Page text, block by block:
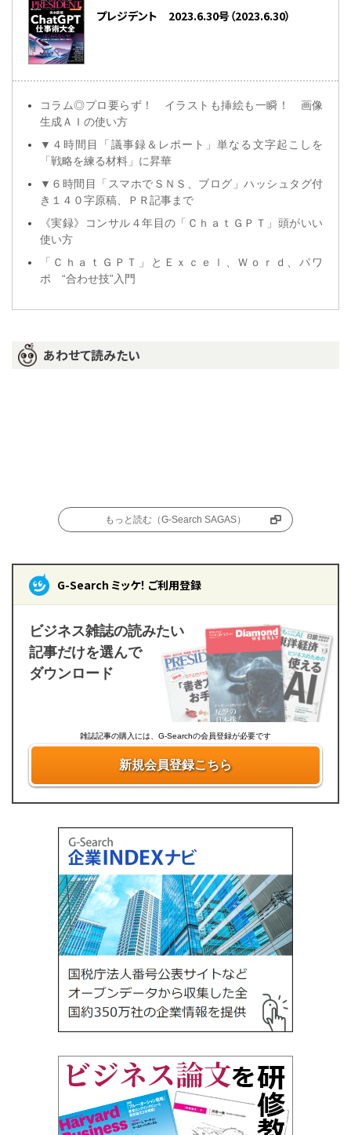
プレジデント 2023.6.30号（2023.6.30）
コラム◎プロ要らず！ イラストも挿絵も一瞬！ 画像
生成ＡＩの使い方
▼４時間目「議事録＆レポート」単なる文字起こしを
「戦略を練る材料」に昇華
▼６時間目「スマホでＳＮＳ、ブログ」ハッシュタグ付
き１４０字原稿、ＰＲ記事まで
《実録》コンサル４年目の「ＣｈａｔＧＰＴ」頭がいい
使い方
「ＣｈａｔＧＰＴ」とＥｘｃｅｌ、Ｗｏｒｄ、パワ
ポ “合わせ技”入門
あわせて読みたい
もっと読む（G-Search SAGAS）
G-Search ミッケ！ ご利用登録
ビジネス雑誌の読みたい
記事だけを選んで
ダウンロード
雑誌記事の購入には、G-Searchの会員登録が必要です
新規会員登録こちら